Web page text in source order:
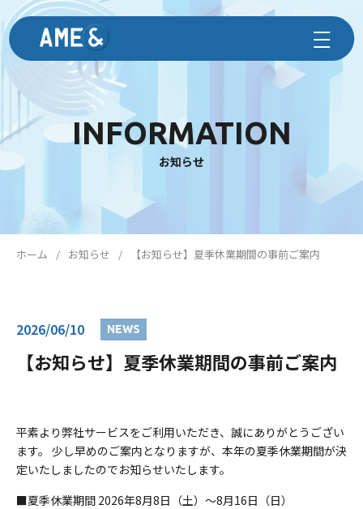
INFORMATION
お知らせ
ホーム お知らせ 【お知らせ】夏季休業期間の事前ご案内
2026/06/10 NEWS
【お知らせ】夏季休業期間の事前ご案内
平素より弊社サービスをご利用いただき、誠にありがとうござい
ます。 少し早めのご案内となりますが、本年の夏季休業期間が決
定いたしましたのでお知らせいたします。
■夏季休業期間 2026年8月8日（土）〜8月16日（日）